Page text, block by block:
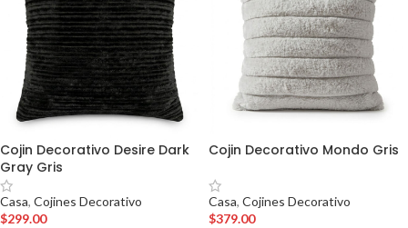
Cojin Decorativo Desire Dark
Gray Gris
Casa, Cojines Decorativo
$299.00
Cojin Decorativo Mondo Gris
Casa, Cojines Decorativo
$379.00